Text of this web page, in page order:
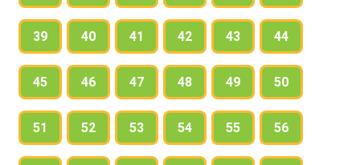
39 40 41 42 43 44
45 46 47 48 49 50
51 52 53 54 55 56